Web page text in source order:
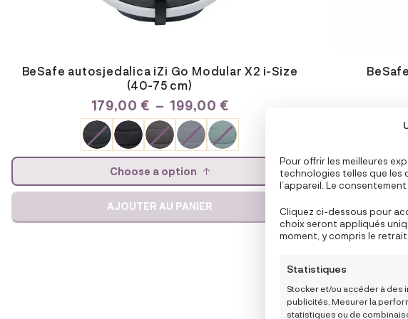
Pour offrir les meilleures
technologies telles que les
l’appareil. Le
navigation ou des ID
personnalisées. Ne pas
fonctionnalités et
Cliquez ci-dessous pour
choix seront appliqués
moment, y compris le
Statistiques
Stocker et/ou accéder à des
publicités, Mesurer la
statistiques ou de
BeSafe autosjedalica iZi Go Modular X2 i-Size
(40-75 cm)
179,00 € – 199,00 €PLAGE
DE
PRIX :
179,00 €
À
199,00 €
Choose a option
AJOUTER AU PANIER